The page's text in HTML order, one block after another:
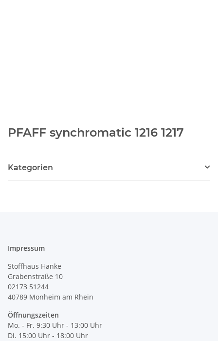
PFAFF synchromatic 1216 1217
Kategorien
Impressum
Stoffhaus Hanke
Grabenstraße 10
02173 51244
40789 Monheim am Rhein
Öffnungszeiten
Mo. - Fr. 9:30 Uhr - 13:00 Uhr
Di. 15:00 Uhr - 18:00 Uhr